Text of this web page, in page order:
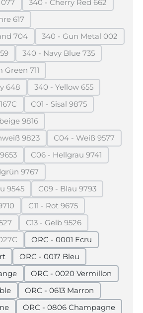
Option ist zurzeit nicht verfügbar.)
340 - Cherry Red 662
(Diese Option ist
617
Option ist zurzeit nicht verfügbar.)
704
Option ist zurzeit nicht verfügbar.)
340 - Gun Metal 002
(Diese Option ist
ist zurzeit nicht verfügbar.)
340 - Navy Blue 735
(Diese Option ist zurzeit
711
Option ist zurzeit nicht verfügbar.)
648
Option ist zurzeit nicht verfügbar.)
340 - Yellow 655
(Diese Option ist
Option ist zurzeit nicht verfügbar.)
C01 - Sisal 9875
(Diese Option ist zurzeit
9816
Option ist zurzeit nicht verfügbar.)
9823
Option ist zurzeit nicht verfügbar.)
C04 - Weiß 9577
(Diese Option ist
Option ist zurzeit nicht verfügbar.)
C06 - Hellgrau 9741
(Diese Option ist
9767
Option ist zurzeit nicht verfügbar.)
9545
Option ist zurzeit nicht verfügbar.)
C09 - Blau 9793
(Diese Option ist
ist zurzeit nicht verfügbar.)
C11 - Rot 9675
(Diese Option ist zurzeit
ist zurzeit nicht verfügbar.)
C13 - Gelb 9526
(Diese Option ist zurzeit
Option ist zurzeit nicht verfügbar.)
ORC - 0001 Ecru
ORC - 0017 Bleu
ORC - 0020 Vermillon
ORC - 0613 Marron
ORC - 0806 Champagne